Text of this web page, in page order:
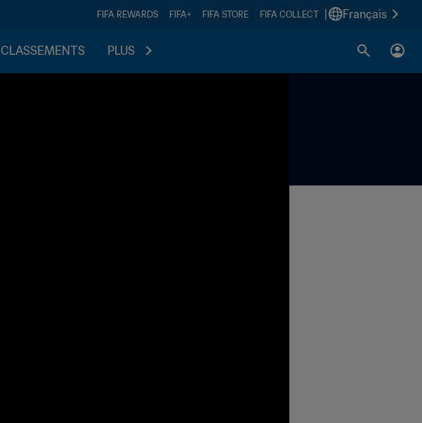
FIFA REWARDS FIFA+ FIFA STORE FIFA COLLECT Français
CLASSEMENTS PLUS